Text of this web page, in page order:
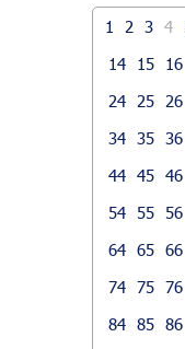
1 2 3 4
14
15 16
24
25 26
34 35 36
44 45 46
54 55 56
64 65 66
74 75 76
84 85 86